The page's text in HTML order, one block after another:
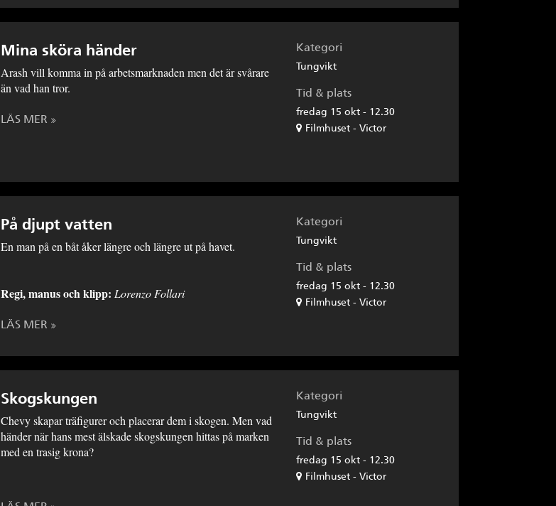
Kategori
Tungvikt
Tid & plats
fredag 15 okt - 12.30
Filmhuset - Victor
Mina sköra händer
Arash vill komma in på arbetsmarknaden men det är svårare
än vad han tror.
LÄS MER
Kategori
Tungvikt
Tid & plats
fredag 15 okt - 12.30
Filmhuset - Victor
På djupt vatten
En man på en båt åker längre och längre ut på havet.
Regi, manusoch klipp: Lorenzo Follari
LÄS MER
Kategori
Tungvikt
Tid & plats
fredag 15 okt - 12.30
Filmhuset - Victor
Skogskungen
Chevy skapar träfigurer och placerar dem i skogen. Men vad
händer när hans mest älskade skogskungen hittas på marken
med en trasig krona?